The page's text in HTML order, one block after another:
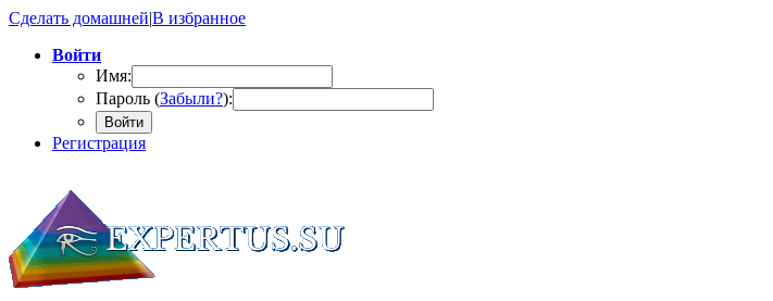
Сделать домашней|В избранное
Войти
Имя:
Пароль (Забыли?):
Войти
Регистрация